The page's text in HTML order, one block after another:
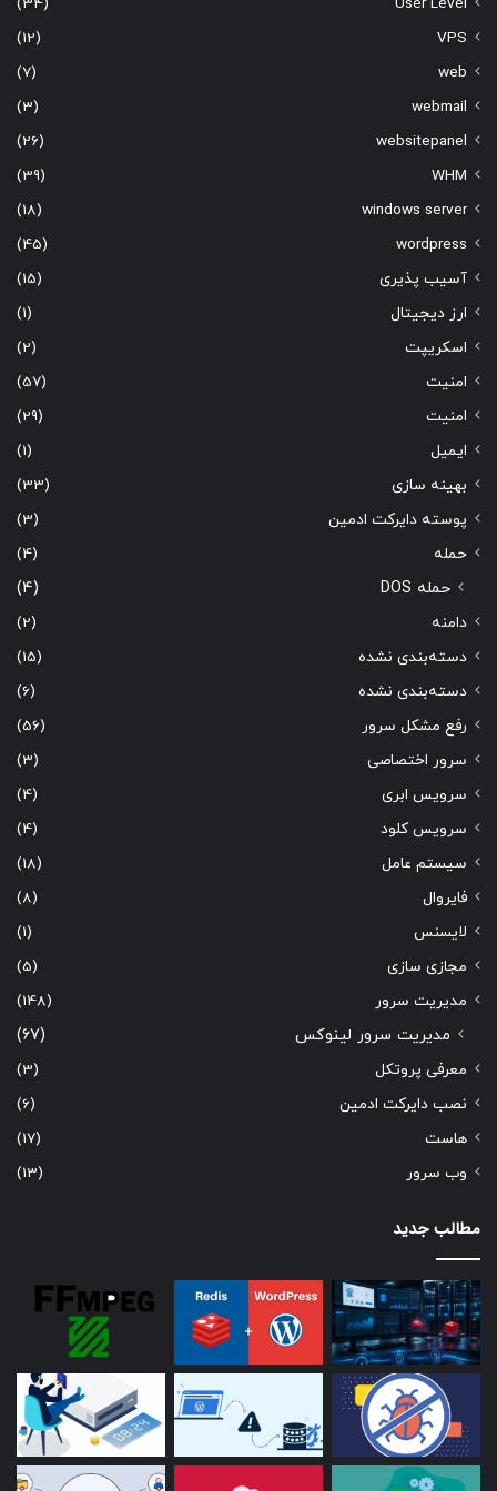
VPS
(12)
web
(7)
webmail
(3)
websitepanel
(26)
WHM
(39)
windows server
(18)
wordpress
(45)
آسیب پذیری
(15)
ارز دیجیتال
(1)
اسکریپت
(2)
امنیت
(57)
امنیت
(29)
ایمیل
(1)
بهینه سازی
(33)
پوسته دایرکت ادمین
(3)
حمله
(4)
حمله DOS (4)
دامنه
(2)
دسته‌بندی نشده
(15)
دسته‌بندی نشده
(6)
رفع مشکل سرور
(56)
سرور اختصاصی
(3)
سرویس ابری
(4)
سرویس کلود
(4)
سیستم عامل
(18)
فایروال
(8)
لایسنس
(1)
مجازی سازی
(5)
مدیریت سرور
(148)
مدیریت سرور لینوکس (67)
معرفی پروتکل
(3)
نصب دایرکت ادمین
(6)
هاست
(17)
وب سرور
(13)
مطالب جدید